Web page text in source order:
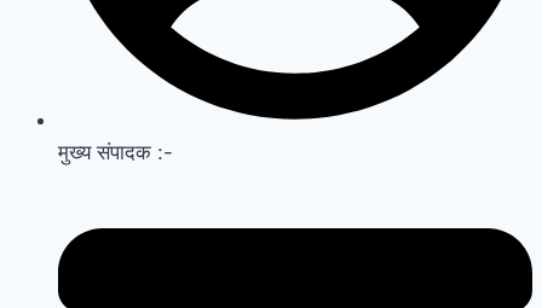
मुख्य संपादक :-